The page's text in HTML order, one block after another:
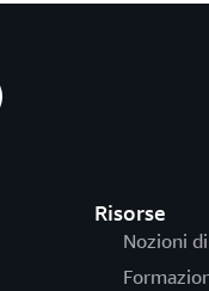
Risorse
Nozioni